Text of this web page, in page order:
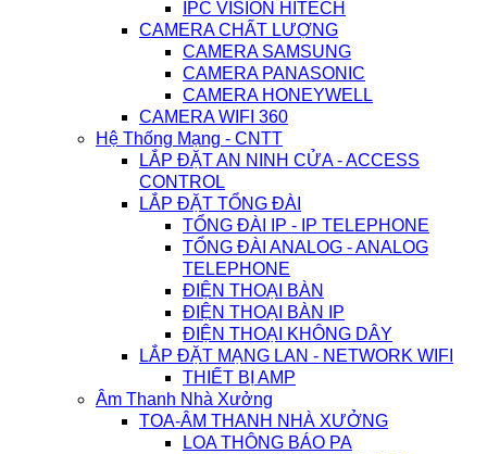
IPC VISION HITECH
CAMERA CHẤT LƯỢNG
CAMERA SAMSUNG
CAMERA PANASONIC
CAMERA HONEYWELL
CAMERA WIFI 360
Hệ Thống Mạng - CNTT
LẮP ĐẶT AN NINH CỬA - ACCESS
CONTROL
LẮP ĐẶT TỔNG ĐÀI
TỔNG ĐÀI IP - IP TELEPHONE
TỔNG ĐÀI ANALOG - ANALOG
TELEPHONE
ĐIỆN THOẠI BÀN
ĐIỆN THOẠI BÀN IP
ĐIỆN THOẠI KHÔNG DÂY
LẮP ĐẶT MẠNG LAN - NETWORK WIFI
THIẾT BỊ AMP
Âm Thanh Nhà Xưởng
TOA-ÂM THANH NHÀ XƯỞNG
LOA THÔNG BÁO PA